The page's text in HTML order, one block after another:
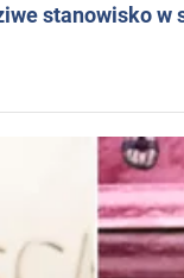
stanowisko w